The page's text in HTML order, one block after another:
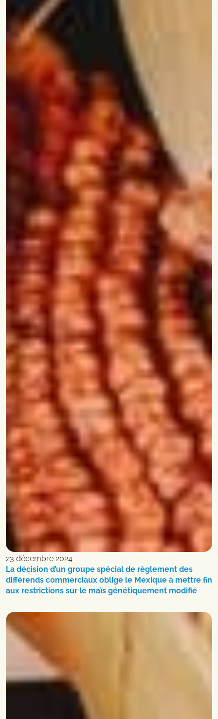
23 décembre 2024
La décision d’un groupe spécial de règlement des
différends commerciaux oblige le Mexique à mettre fin
aux restrictions sur le maïs génétiquement modifié